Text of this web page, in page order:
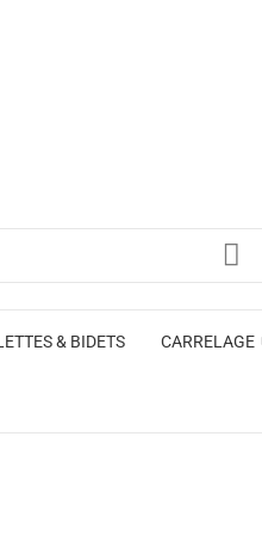
& BIDETS CARRELAGE
ACB